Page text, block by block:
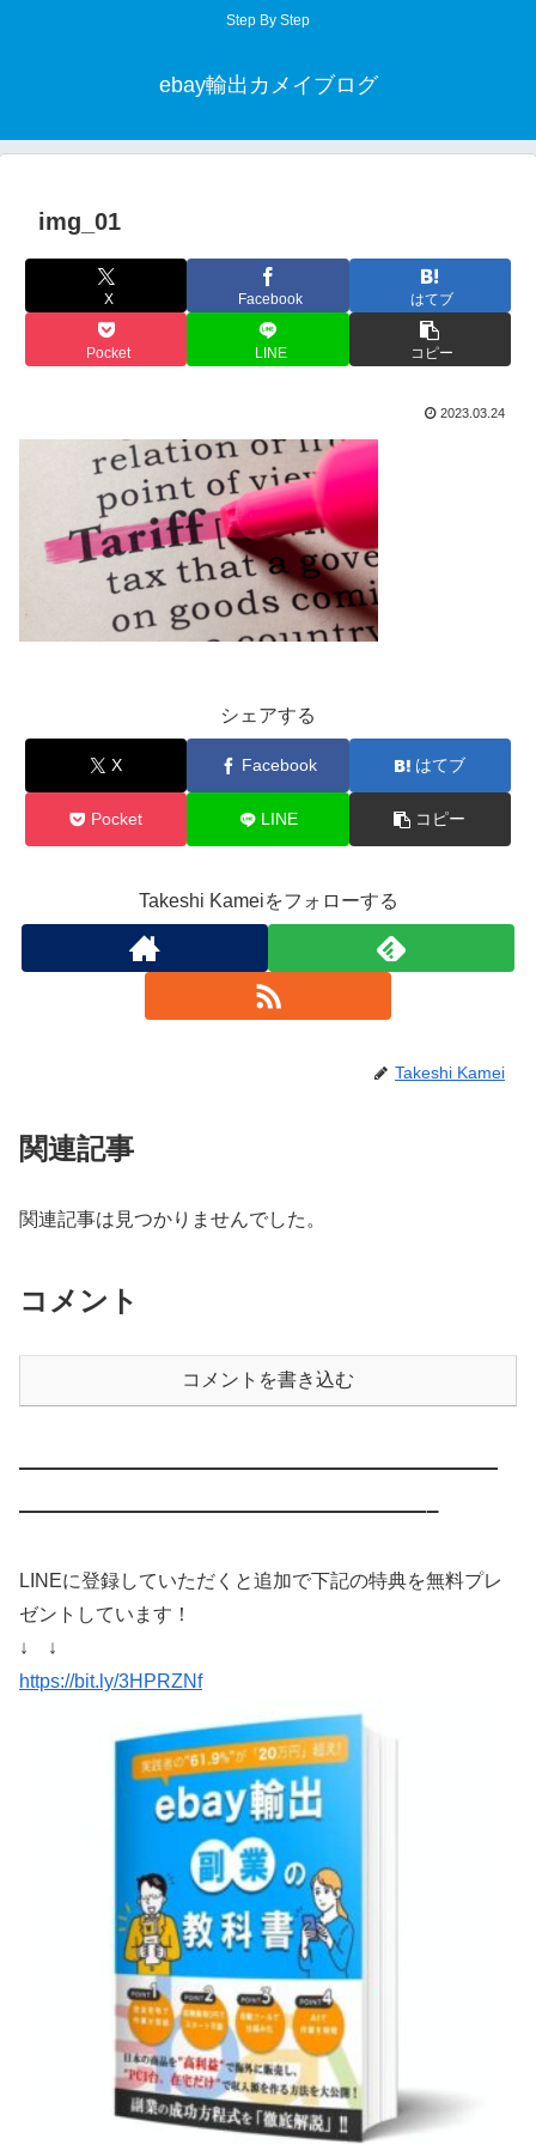
Step By Step
ebay輸出カメイブログ
img_01
X Facebook はてブ
Pocket LINE コピー
2023.03.24
シェアする
X Facebook はてブ
Pocket LINE コピー
Takeshi Kameiをフォローする
Takeshi Kamei
関連記事
関連記事は見つかりませんでした。
コメント
コメントを書き込む
————————————————————
—————————————————–
LINEに登録していただくと追加で下記の特典を無料プレ
ゼントしています！
↓ ↓
https://bit.ly/3HPRZNf